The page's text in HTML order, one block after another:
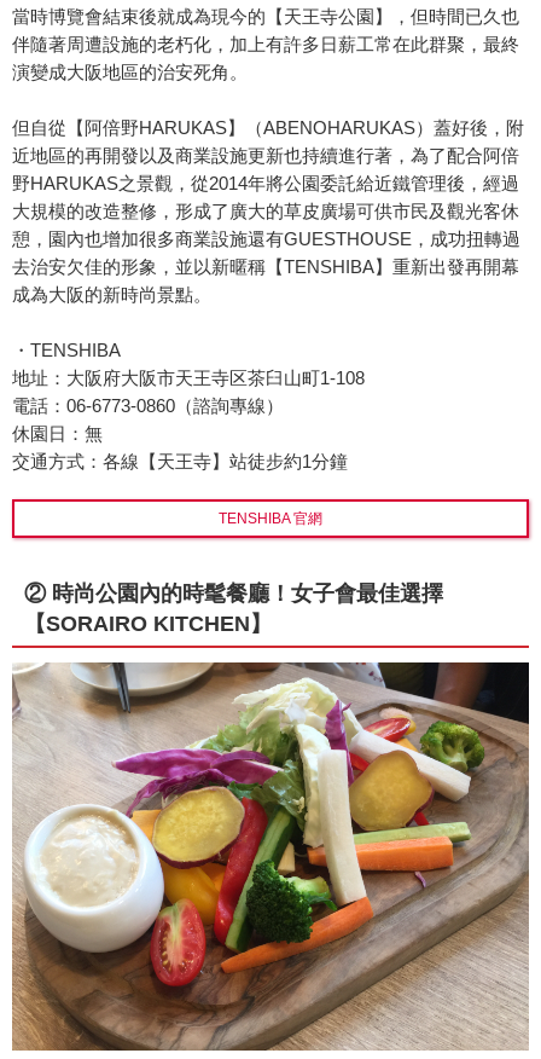
當時博覽會結束後就成為現今的【天王寺公園】，但時間已久也
伴隨著周遭設施的老朽化，加上有許多日薪工常在此群聚，最終
演變成大阪地區的治安死角。
但自從【阿倍野HARUKAS】（ABENOHARUKAS）蓋好後，附
近地區的再開發以及商業設施更新也持續進行著，為了配合阿倍
野HARUKAS之景觀，從2014年將公園委託給近鐵管理後，經過
大規模的改造整修，形成了廣大的草皮廣場可供市民及觀光客休
憩，園內也增加很多商業設施還有GUESTHOUSE，成功扭轉過
去治安欠佳的形象，並以新暱稱【TENSHIBA】重新出發再開幕
成為大阪的新時尚景點。
・TENSHIBA
地址：大阪府大阪市天王寺区茶臼山町1-108
電話：06-6773-0860（諮詢專線）
休園日：無
交通方式：各線【天王寺】站徒步約1分鐘
TENSHIBA 官網
② 時尚公園內的時髦餐廳！女子會最佳選擇
【SORAIRO KITCHEN】